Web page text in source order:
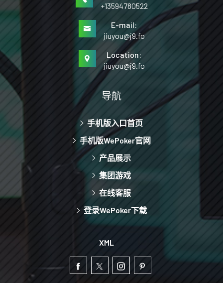
+13594780522
E-mail:
jiuyou@j9.fo
Location:
jiuyou@j9.fo
导航
手机版入口首页
手机版WePoker官网
产品展示
集团游戏
在线客服
登录WePoker下载
XML